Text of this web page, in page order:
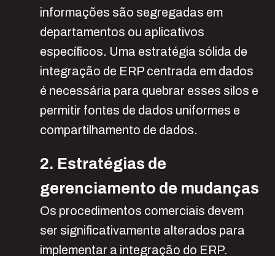
informações são segregadas em
departamentos ou aplicativos
específicos. Uma estratégia sólida de
integração de ERP centrada em dados
é necessária para quebrar esses silos e
permitir fontes de dados uniformes e
compartilhamento de dados.
2. Estratégias de
gerenciamento de mudanças
Os procedimentos comerciais devem
ser significativamente alterados para
implementar a integração do ERP.